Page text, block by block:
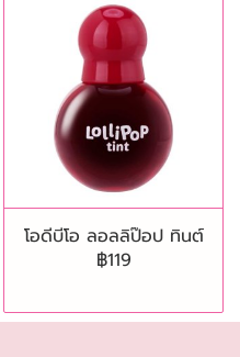
โอดีบีโอ ลอลลิป๊อป ทินต์
฿119